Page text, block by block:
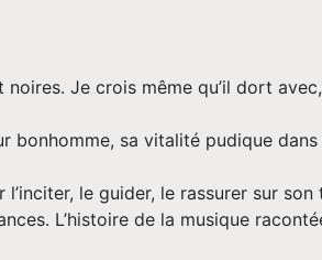
Je crois même qu’il dort
bonhomme, sa vitalité pudique
le guider, le rassurer sur son
L’histoire de la musique